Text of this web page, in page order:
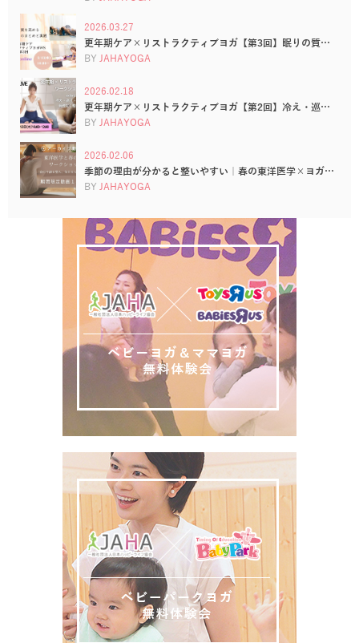
2026.03.27
更年期ケア×リストラクティブヨガ【第3回】眠りの質…
BY JAHAYOGA
2026.02.18
更年期ケア×リストラクティブヨガ【第2回】冷え・巡…
BY JAHAYOGA
2026.02.06
季節の理由が分かると整いやすい｜春の東洋医学×ヨガ…
BY JAHAYOGA